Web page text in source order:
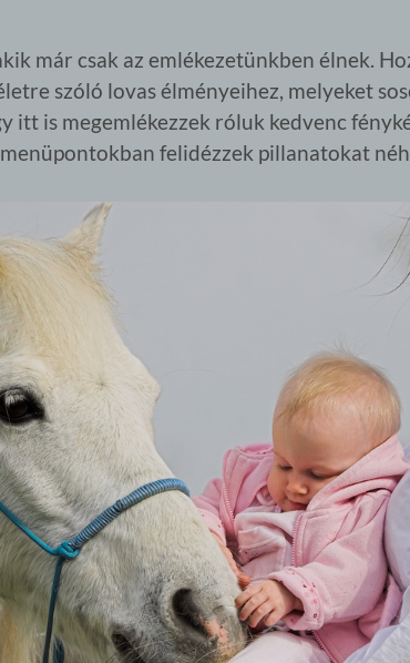
már csak az emlékezetünkben élnek.
szóló lovas élményeihez, melyeket
itt is megemlékezzek róluk kedvenc
felidézzek pillanatokat